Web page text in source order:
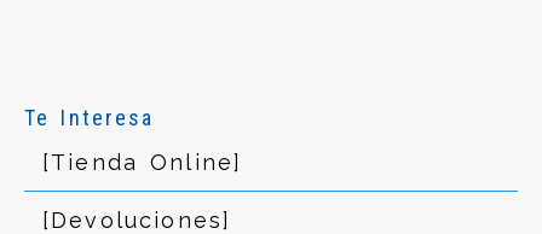
Te Interesa
[Tienda Online]
[Devoluciones]